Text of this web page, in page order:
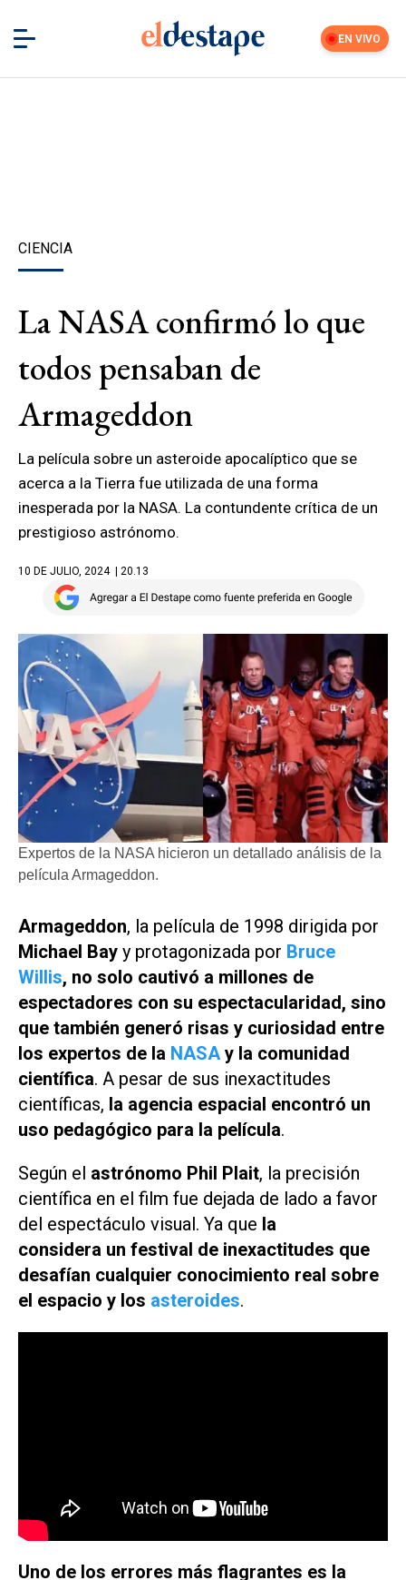
EN VIVO
CIENCIA
La NASA confirmó lo que
todos pensaban de
Armageddon
La película sobre un asteroide apocalíptico que se
acerca a la Tierra fue utilizada de una forma
inesperada por la NASA. La contundente crítica de un
prestigioso astrónomo.
10 DE JULIO, 2024 | 20.13
Expertos de la NASA hicieron un detallado análisis de la
película Armageddon.
Armageddon, la película de 1998 dirigida por
Michael Bay y protagonizada por Bruce
Willis, no solo cautivó a millones de
espectadores con su espectacularidad, sino
que también generó risas y curiosidad entre
los expertos de la NASA y la comunidad
científica. A pesar de sus inexactitudes
científicas, la agencia espacial encontró un
uso pedagógico para la película.
Según el astrónomo Phil Plait, la precisión
científica en el film fue dejada de lado a favor
del espectáculo visual. Ya que la
considera un festival de inexactitudes que
desafían cualquier conocimiento real sobre
el espacio y los asteroides.
Uno de los errores más flagrantes es la